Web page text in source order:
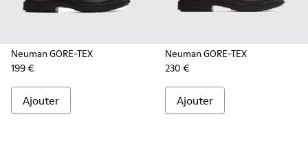
Neuman GORE-TEX
199 €
Ajouter
Neuman GORE-TEX
230 €
Ajouter